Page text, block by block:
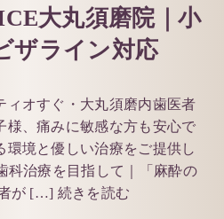
大丸須磨院｜小
ザライン対応
ィオすぐ・大丸須磨内歯医者
様、痛みに敏感な方も安心で
環境と優しい治療をご提供し
科治療を目指して｜「麻酔の
が […] 続きを読む